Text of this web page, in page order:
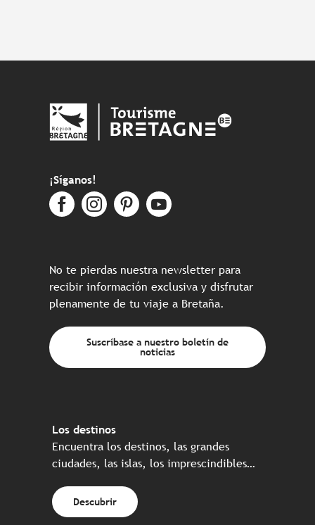
¡Síganos!
No te pierdas nuestra newsletter para
recibir información exclusiva y disfrutar
plenamente de tu viaje a Bretaña.
Suscríbase a nuestro boletín de
noticias
Los destinos
Encuentra los destinos, las grandes
ciudades, las islas, los imprescindibles…
Descubrir